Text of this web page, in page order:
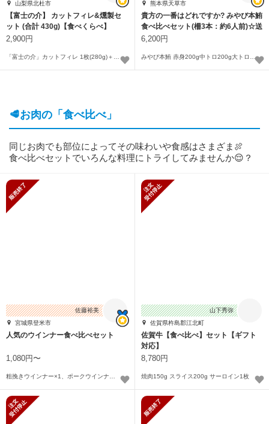
山梨県北杜市
【富士の介】 カットフィレ&燻製セ
ット (合計 430g)【食べくらべ】
2,900円
熊本県天草市
貴方の一番はどれですか? みやび本鮪
食べ比べセット(柵3本：約6人前)☆送
料無料
6,200円
みやび本鮪 赤身200g中トロ200g大トロ200g (大きさ不揃い柵3本：約6人前)
🥩お肉の「食べ比べ」
同じお肉でも部位によってその味わいや食感はさまざま🍖
食べ比べセットでいろんな料理にトライしてみませんか😌？
佐藤裕美
宮城県登米市
人気のウインナー食べ比べセット
1,080円〜
山下秀弥
佐賀県杵島郡江北町
佐賀牛【食べ比べ】セット【ギフト
対応】
8,780円
焼肉150g スライス200g サーロイン1枚